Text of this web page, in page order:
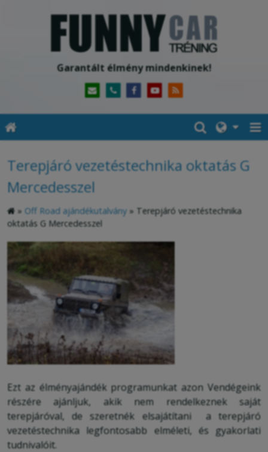
Garantált élmény mindenkinek!
Terepjáró vezetéstechnika oktatás G
Mercedesszel
» Off Road ajándékutalvány » Terepjáró vezetéstechnika
oktatás G Mercedesszel
Ezt az élményajándék programunkat azon Vendégeink
részére ajánljuk, akik nem rendelkeznek saját
terepjáróval, de szeretnék elsajátítani a terepjáró
vezetéstechnika legfontosabb elméleti, és gyakorlati
tudnivalóit.